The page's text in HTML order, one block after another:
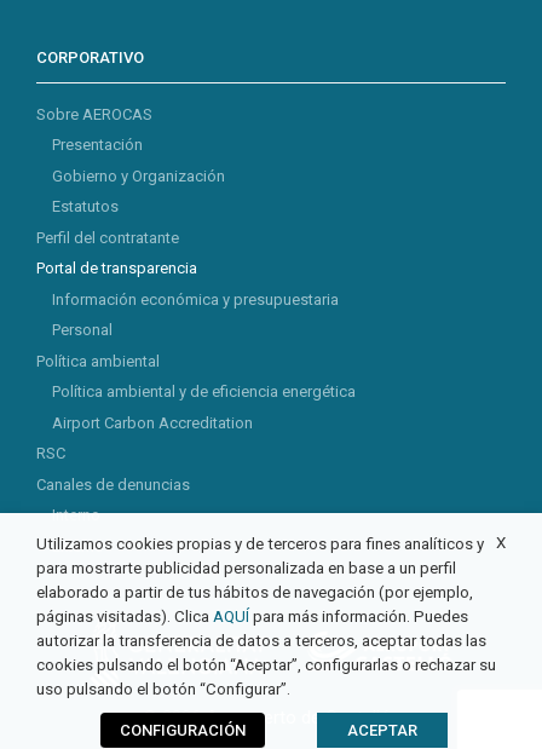
CORPORATIVO
Sobre AEROCAS
Presentación
Gobierno y Organización
Estatutos
Perfil del contratante
Portal de transparencia
Información económica y presupuestaria
Personal
Política ambiental
Política ambiental y de eficiencia energética
Airport Carbon Accreditation
RSC
Canales de denuncias
Interno
Externo
© 2026 Aeropuerto de Castellón
X
Utilizamos cookies propias y de terceros para fines analíticos y
para mostrarte publicidad personalizada en base a un perfil
elaborado a partir de tus hábitos de navegación (por ejemplo,
páginas visitadas). Clica AQUÍ para más información. Puedes
autorizar la transferencia de datos a terceros, aceptar todas las
cookies pulsando el botón “Aceptar”, configurarlas o rechazar su
uso pulsando el botón “Configurar”.
CONFIGURACIÓN ACEPTAR